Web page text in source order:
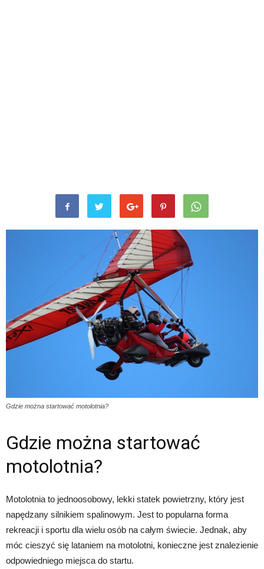
Gdzie można startować motolotnia?
Gdzie można startować
motolotnia?
Motolotnia to jednoosobowy, lekki statek powietrzny, który jest
napędzany silnikiem spalinowym. Jest to popularna forma
rekreacji i sportu dla wielu osób na całym świecie. Jednak, aby
móc cieszyć się lataniem na motolotni, konieczne jest znalezienie
odpowiedniego miejsca do startu.